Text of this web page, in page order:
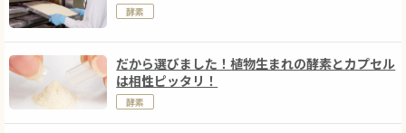
酵素
だから選びました！植物生まれの酵素とカプセル
は相性ピッタリ！
酵素